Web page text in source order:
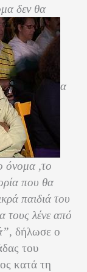
δεν θα
α
όνομα ,το
που θα
παιδιά του
τους λένε από
δήλωσε ο
του
κατά τη